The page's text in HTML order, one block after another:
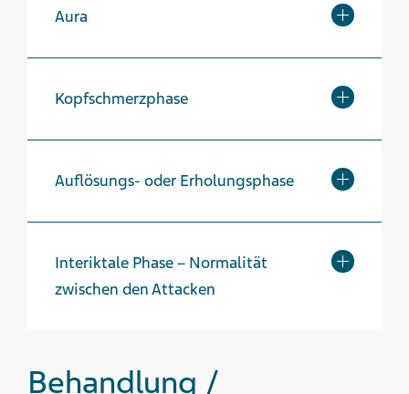
Aura
Kopfschmerzphase
Auflösungs- oder Erholungsphase
Interiktale Phase – Normalität
zwischen den Attacken
Behandlung /